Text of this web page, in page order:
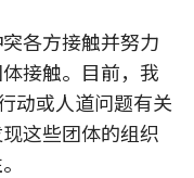
各方接触并努力
接触。目前，我
动或人道问题有关
这些团体的组织